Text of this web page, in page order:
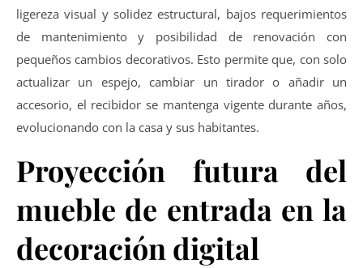
ligereza visual y solidez estructural, bajos requerimientos
de mantenimiento y posibilidad de renovación con
pequeños cambios decorativos. Esto permite que, con solo
actualizar un espejo, cambiar un tirador o añadir un
accesorio, el recibidor se mantenga vigente durante años,
evolucionando con la casa y sus habitantes.
Proyección futura del
mueble de entrada en la
decoración digital